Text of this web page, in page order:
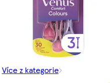
Více z kategorie